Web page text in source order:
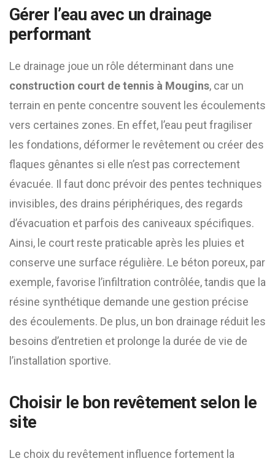
Gérer l’eau avec un drainage
performant
Le drainage joue un rôle déterminant dans une
construction court de tennis à Mougins, car un
terrain en pente concentre souvent les écoulements
vers certaines zones. En effet, l’eau peut fragiliser
les fondations, déformer le revêtement ou créer des
flaques gênantes si elle n’est pas correctement
évacuée. Il faut donc prévoir des pentes techniques
invisibles, des drains périphériques, des regards
d’évacuation et parfois des caniveaux spécifiques.
Ainsi, le court reste praticable après les pluies et
conserve une surface régulière. Le béton poreux, par
exemple, favorise l’infiltration contrôlée, tandis que la
résine synthétique demande une gestion précise
des écoulements. De plus, un bon drainage réduit les
besoins d’entretien et prolonge la durée de vie de
l’installation sportive.
Choisir le bon revêtement selon le
site
Le choix du revêtement influence fortement la